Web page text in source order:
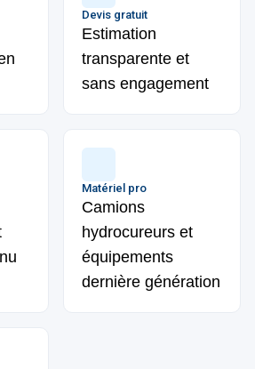
Devis gratuit
Estimation
transparente et
sans engagement
Matériel pro
Camions
hydrocureurs et
équipements
dernière génération